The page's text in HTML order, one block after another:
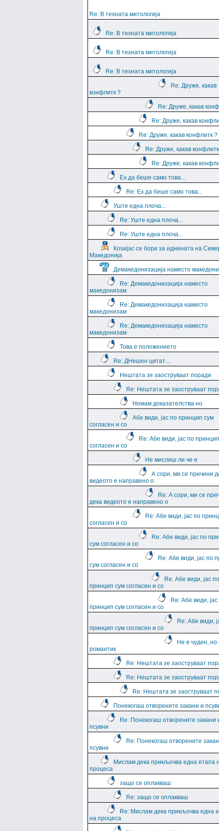
Re: В техната митологија
Re: В техната митологија
Re: В техната митологија
Re: В техната митологија
Re: Друже, какав
конфлитк ?
Re: Друже, какав
Re: Друже, какав
Re: Друже, какав конфлитк ?
Re: Друже, какав
Re: Друже, какав
Ех да беше само това...
Re: Ех да беше само това...
Уште една плоча...
Re: Уште една плоча...
Re: Уште една плоча...
Коѕијас се бори за иднината на
Македонија
Демакедонизација наместо
Re: Демакедонизација наместо
македонизам
Re: Демакедонизација наместо
македонизам
Re: Демакедонизација наместо
македонизам
Това е положението
Re: ДНешен цитат....
Нештата зе заоструваат поради
Re: Нештата зе заоструваат
Немам доказателства но
Абе види, јас по принцип сум
согласен и со
Re: Абе види, јас по
согласен и со
Не мислиш ли че е
А сори, ми се причини
видеото е направено о
Re: А сори, ми се
дека видеото е направено о
Re: Абе види, јас по
согласен и со
Re: Абе види, јас по
сум согласен и со
Re: Абе види, јас по
сум согласен и со
Re: Абе види, јас по
принцип сум согласен и со
Re: Абе види,
принцип сум согласен и со
Re: Абе види,
принцип сум согласен и со
Не е чуден, но
романтик
Re: Нештата зе заоструваат
Re: Нештата зе заоструваат
Re: Нештата зе заоструваат
Понекогаш отворените закани и
Re: Понекогаш отворените закани
псувни
Re: Понекогаш отворените
псувни
Мислам дека прикљочва една етапа
процеса
защо се оплакваш
Re: защо се оплакваш
Re: Мислам дека прикљочва една
на процеса